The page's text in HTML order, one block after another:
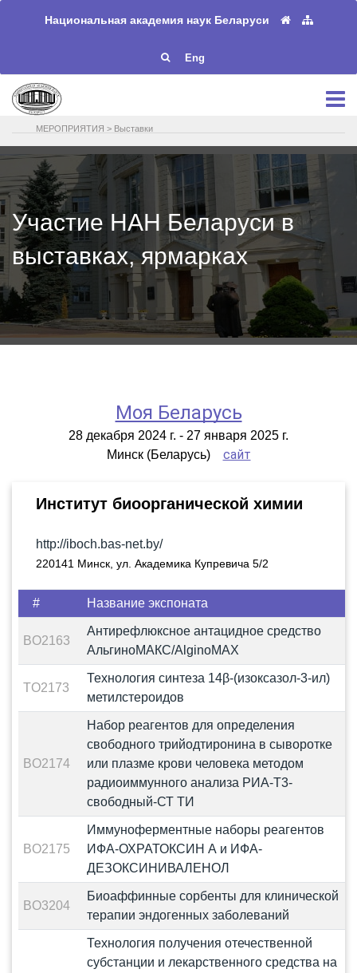
Национальная академия наук Беларуси
Eng
МЕРОПРИЯТИЯ > Выставки
Участие НАН Беларуси в
выставках, ярмарках
Моя Беларусь
28 декабря 2024 г. - 27 января 2025 г.
Минск (Беларусь) сайт
Институт биоорганической химии
http://iboch.bas-net.by/
220141 Минск, ул. Академика Купревича 5/2
# Название экспоната
BO2163
Антирефлюксное антацидное средство
АльгиноМАКС/AlginoMAX
TO2173
Технология синтеза 14β-(изоксазол-3-ил)
метилстероидов
BO2174
Набор реагентов для определения
свободного трийодтиронина в сыворотке
или плазме крови человека методом
радиоиммунного анализа РИА-Т3-
свободный-СТ ТИ
BO2175
Иммуноферментные наборы реагентов
ИФА-ОХРАТОКСИН А и ИФА-
ДЕЗОКСИНИВАЛЕНОЛ
BO3204
Биоаффинные сорбенты для клинической
терапии эндогенных заболеваний
Технология получения отечественной
субстанции и лекарственного средства на